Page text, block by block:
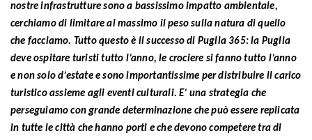
nostre infrastrutture sono a bassissimo impatto ambientale,
cerchiamo di limitare al massimo il peso sulla natura di quello
che facciamo. Tutto questo è il successo di Puglia 365: la Puglia
deve ospitare turisti tutto l’anno, le crociere si fanno tutto l’anno
e non solo d’estate e sono importantissime per distribuire il carico
turistico assieme agli eventi culturali. E’ una strategia che
perseguiamo con grande determinazione che può essere replicata
in tutte le città che hanno porti e che devono competere tra di